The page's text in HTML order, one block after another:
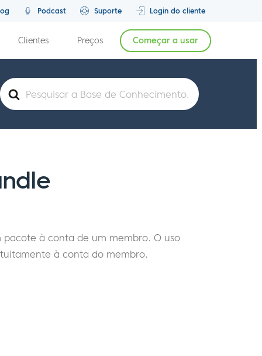
Podcast Suporte Login do cliente
Clientes Preços Começar a usar
Pesquisar
por
à conta de um membro. O uso
à conta do membro.